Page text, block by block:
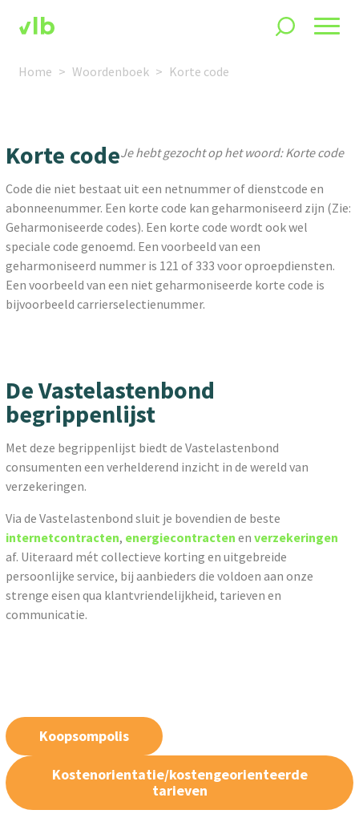
Home Woordenboek Korte code
Korte codeJe hebt gezocht op het woord: Korte code
Code die niet bestaat uit een netnummer of dienstcode en
abonneenummer. Een korte code kan geharmoniseerd zijn (Zie:
Geharmoniseerde codes). Een korte code wordt ook wel
speciale code genoemd. Een voorbeeld van een
geharmoniseerd nummer is 121 of 333 voor oproepdiensten.
Een voorbeeld van een niet geharmoniseerde korte code is
bijvoorbeeld carrierselectienummer.
De Vastelastenbond
begrippenlijst
Met deze begrippenlijst biedt de Vastelastenbond
consumenten een verhelderend inzicht in de wereld van
verzekeringen.
Via de Vastelastenbond sluit je bovendien de beste
internetcontracten, energiecontracten enverzekeringen
af. Uiteraard mét collectieve korting en uitgebreide
persoonlijke service, bij aanbieders die voldoen aan onze
strenge eisen qua klantvriendelijkheid, tarieven en
communicatie.
Koopsompolis
Kostenorientatie/kostengeorienteerde
tarieven